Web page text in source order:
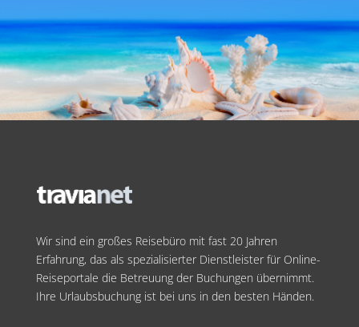
Wir sind ein großes Reisebüro mit fast 20 Jahren
Erfahrung, das als spezialisierter Dienstleister für Online-
Reiseportale die Betreuung der Buchungen übernimmt.
Ihre Urlaubsbuchung ist bei uns in den besten Händen.